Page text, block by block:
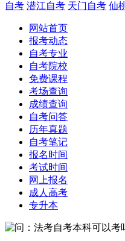
自考 潜江自考 天门自考 仙
网站首页
报考动态
自考专业
自考院校
免费课程
考场查询
成绩查询
自考问答
历年真题
自考笔记
报名时间
考试时间
网上报名
成人高考
专升本